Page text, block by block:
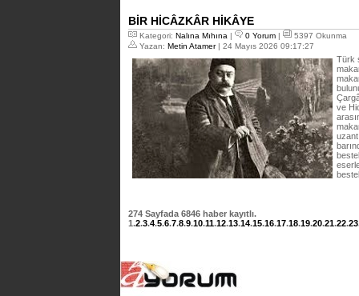
BİR HİCÂZKÂR HİKÂYE
Kategori: Nalına Mıhına | 0 Yorum |
5397 Okunma
Yazan: Metin Atamer| 24 Mayıs 2026 09:17:27
Türk
ve
274 Sayfada 6846 haber kayıtlı.
1.2.3.4.5.6.7.8.9.10.11.12.13.14.15.16.17.18.19.20.21.22.23